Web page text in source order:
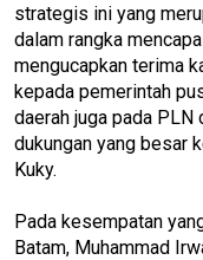
strategis ini yang
dalam rangka
mengucapkan terima
kepada pemerintah
daerah juga pada PLN
dukungan yang besar
Kuky.
Pada kesempatan
Batam, Muhammad